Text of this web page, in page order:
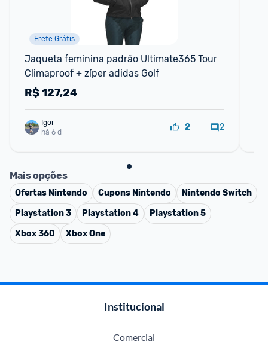
Frete Grátis
Jaqueta feminina padrão Ultimate365 Tour
Climaproof + zíper adidas Golf
R$127,24
Igor
há 6 d
2 2
Mais opções
Ofertas Nintendo Cupons Nintendo
Nintendo Switch
Playstation 3
Playstation 4
Playstation 5
Xbox 360
Xbox One
Institucional
Comercial